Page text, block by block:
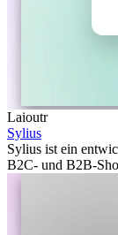
Laioutr
Sylius
Sylius ist ein
B2C- und B2B-